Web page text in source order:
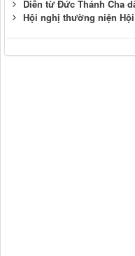
Diễn từ Đức Thánh Cha
Hội nghị thường niện Hội